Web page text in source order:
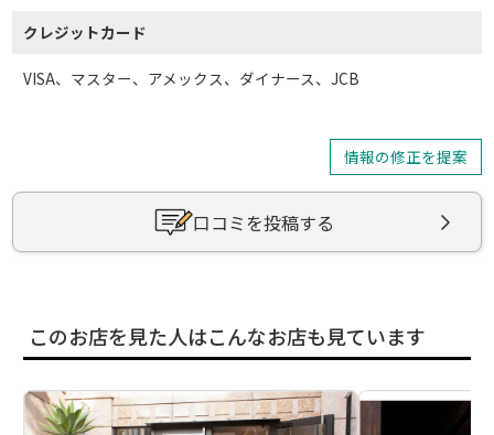
クレジットカード
VISA、マスター、アメックス、ダイナース、JCB
情報の修正を提案
口コミを投稿する
このお店を見た人はこんなお店も見ています